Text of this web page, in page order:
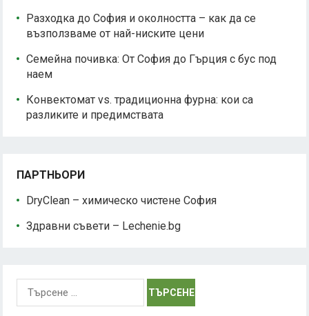
Разходка до София и околността – как да се
възползваме от най-ниските цени
Семейна почивка: От София до Гърция с бус под
наем
Конвектомат vs. традиционна фурна: кои са
разликите и предимствата
ПАРТНЬОРИ
DryClean – химическо чистене София
Здравни съвети – Lechenie.bg